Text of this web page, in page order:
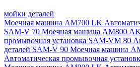
мойки деталей
Моечная машина AM700 LK
SAM-V 70 Моечная машина АМ800 AK
промывочная установка SAM-VM 80
деталей SAM-V 90 Моечная машина
Автоматическая промывочная